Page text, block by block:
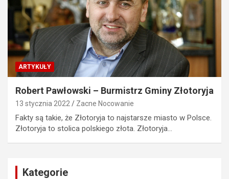
ARTYKUŁY
Robert Pawłowski – Burmistrz Gminy Złotoryja
13 stycznia 2022 Zacne Nocowanie
Fakty są takie, że Złotoryja to najstarsze miasto w Polsce.
Złotoryja to stolica polskiego złota. Złotoryja…
Kategorie